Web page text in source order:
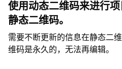
使用动态二维码来进行
静态二维码。
需要不断更新的信息在静态二
维码是永久的，无法再编辑。